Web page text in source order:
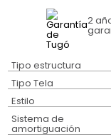
2
Tipo estructura
Tipo Tela
Estilo
Sistema de
amortiguación